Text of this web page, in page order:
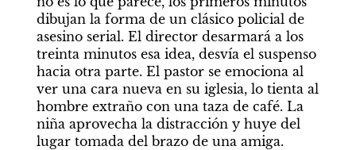
dibujan la forma de un clásico policial de
asesino serial. El director desarmará a los
treinta minutos esa idea, desvía el suspenso
hacia otra parte. El pastor se emociona al
ver una cara nueva en su iglesia, lo tienta al
hombre extraño con una taza de café. La
niña aprovecha la distracción y huye del
lugar tomada del brazo de una amiga.